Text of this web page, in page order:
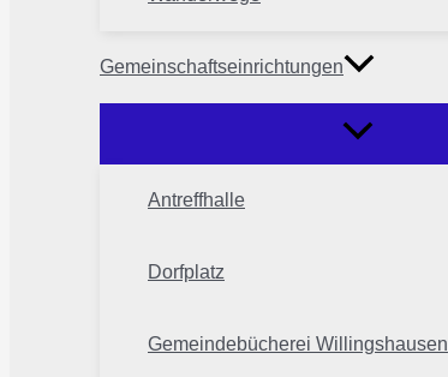
Gemeinschaftseinrichtungen
Antreffhalle
Dorfplatz
Gemeindebücherei Willingshausen